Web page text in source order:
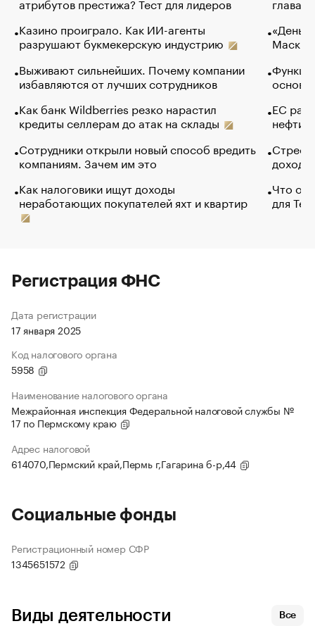
Казино проиграло. Как ИИ-агенты
разрушают букмекерскую индустрию
Выживают сильнейших. Почему компании
избавляются от лучших сотрудников
Как банк Wildberries резко нарастил
кредиты селлерам до атак на склады
Сотрудники открыли новый способ вредить
компаниям. Зачем им это
Как налоговики ищут доходы
неработающих покупателей яхт и квартир
Маск в
основ
ЕС
нефти
Что
для
Регистрация ФНС
Дата регистрации
17 января 2025
Код налогового органа
5958
Наименование налогового органа
Межрайонная инспекция Федеральной налоговой службы №
17 по Пермскому краю
Адрес налоговой
614070,Пермский край,Пермь г,Гагарина б-р,44
Социальные фонды
Регистрационный номер СФР
1345651572
Виды деятельности Все